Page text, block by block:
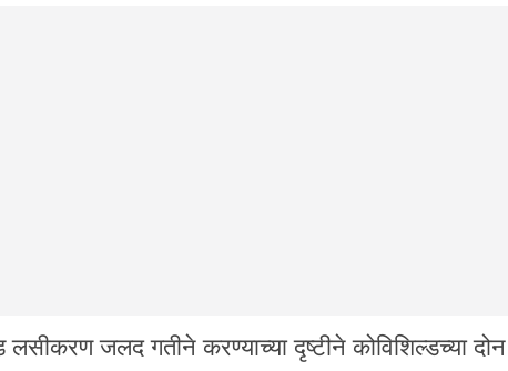
लसीकरण जलद गतीने करण्याच्या दृष्टीने कोविशिल्डच्या दोन